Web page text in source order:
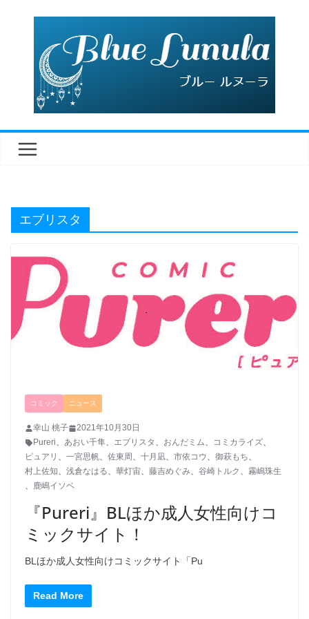
エブリスタ
コミック ニュース
幸山 桃子
2021年10月30日
Pureri、 あおい千隼、 エブリスタ 、 おんだミム、 コミカライズ、
ピュアリ 、 一宮思帆、 佐東周 、 十月凪、 市依コウ、 御萩もち、
村上佐知、 浅倉なはる、 華灯宙、 藤吉めぐみ、 谷崎トルク 、 霧嶋珠生
、 鹿嶋イソベ
『Pureri』BLほか成人女性向けコ
ミックサイト！
BLほか成人女性向けコミックサイト「Pu
Read More